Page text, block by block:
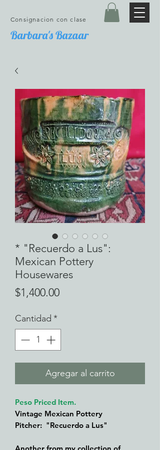
Barbara's Bazaar
Consignacion con clase
* "Recuerdo a Lus":
Mexican Pottery
Housewares
$1,400.00Precio
Cantidad *
Agregar al carrito
Peso Priced Item.
Vintage Mexican Pottery
Pitcher: "Recuerdo a Lus"